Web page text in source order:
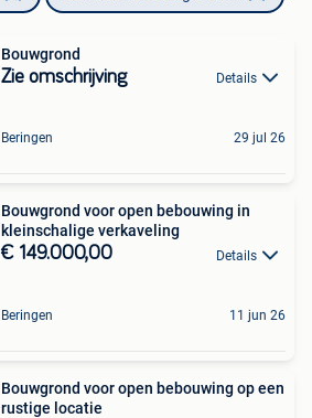
Bouwgrond
Zie omschrijving Details
Beringen 29 jul 26
Bouwgrond voor open bebouwing in
kleinschalige verkaveling
€ 149.000,00 Details
Beringen 11 jun 26
Bouwgrond voor open bebouwing op een
rustige locatie